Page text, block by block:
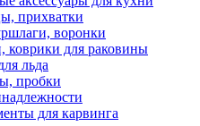
прихватки
воронки
коврики для раковины
льда
пробки
для карвинга